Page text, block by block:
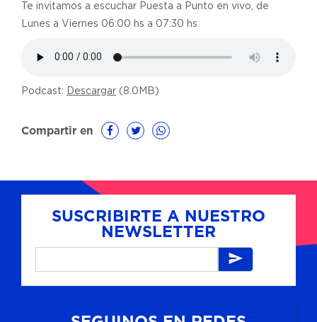
Te invitamos a escuchar Puesta a Punto en vivo, de
Lunes a Viernes 06:00 hs a 07:30 hs
Podcast: Descargar (8.0MB)
Compartir en
SUSCRIBIRTE A NUESTRO
NEWSLETTER